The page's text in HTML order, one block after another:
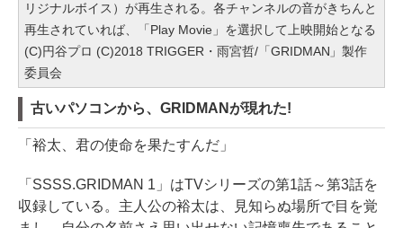
リジナルボイス）が再生される。各チャンネルの音がきちんと
再生されていれば、「Play Movie」を選択して上映開始となる
(C)円谷プロ (C)2018 TRIGGER・雨宮哲/「GRIDMAN」製作
委員会
古いパソコンから、GRIDMANが現れた!
「裕太、君の使命を果たすんだ」
「SSSS.GRIDMAN 1」はTVシリーズの第1話～第3話を
収録している。主人公の裕太は、見知らぬ場所で目を覚